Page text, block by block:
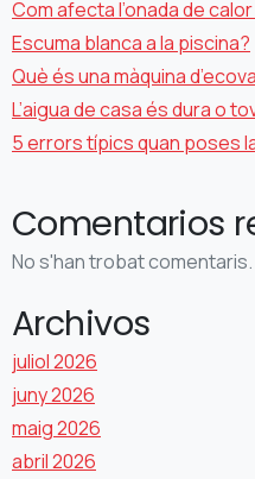
Com afecta l’onada de
Escuma blanca a la piscina?
Què és una màquina
L’aigua de casa és dura o
5 errors típics quan poses
Comentarios
No s'han trobat comentaris.
Archivos
juliol 2026
juny 2026
maig 2026
abril 2026